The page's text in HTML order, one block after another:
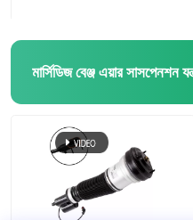
মার্সিডিজ বেঞ্জ এয়ার সাসপেনশন